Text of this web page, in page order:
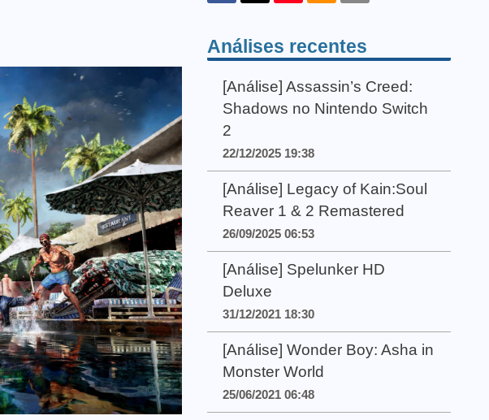
Análises recentes
[Análise] Assassin’s Creed:
Shadows no Nintendo Switch
2
22/12/2025 19:38
[Análise] Legacy of Kain:Soul
Reaver 1 & 2 Remastered
26/09/2025 06:53
[Análise] Spelunker HD
Deluxe
31/12/2021 18:30
[Análise] Wonder Boy: Asha in
Monster World
25/06/2021 06:48